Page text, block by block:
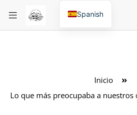
Inicio
Lo que más preocupaba a nuestros clientes
Spanish